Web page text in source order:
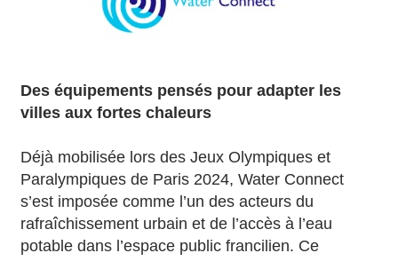
Des équipements pensés pour adapter les
villes aux fortes chaleurs
Déjà mobilisée lors des Jeux Olympiques et
Paralympiques de Paris 2024, Water Connect
s’est imposée comme l’un des acteurs du
rafraîchissement urbain et de l’accès à l’eau
potable dans l’espace public francilien. Ce